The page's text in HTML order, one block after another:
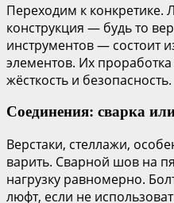
Переходим к конкретике.
конструкция — будь то
инструментов — состоит
элементов. Их
жёсткость и безопасность.
Соединения: сварка
Верстаки, стеллажи,
варить. Сварной шов на
нагрузку равномерно.
люфт, если не